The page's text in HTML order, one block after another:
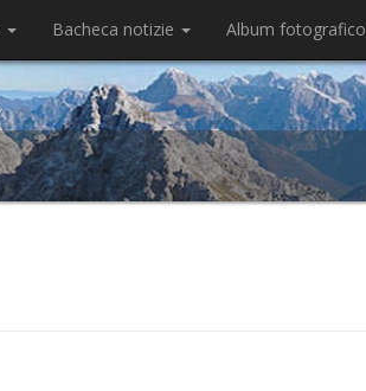
Bacheca notizie Album fotografico